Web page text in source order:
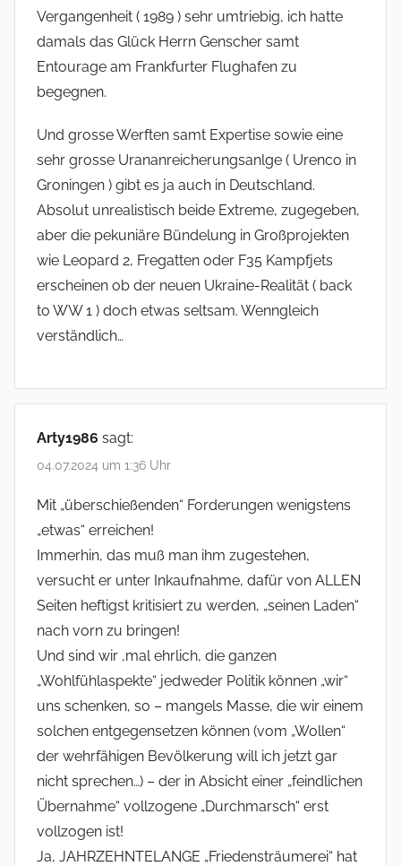
Vergangenheit ( 1989 ) sehr umtriebig, ich hatte
damals das Glück Herrn Genscher samt
Entourage am Frankfurter Flughafen zu
begegnen.
Und grosse Werften samt Expertise sowie eine
sehr grosse Urananreicherungsanlge ( Urenco in
Groningen ) gibt es ja auch in Deutschland.
Absolut unrealistisch beide Extreme, zugegeben,
aber die pekuniäre Bündelung in Großprojekten
wie Leopard 2, Fregatten oder F35 Kampfjets
erscheinen ob der neuen Ukraine-Realität ( back
to WW 1 ) doch etwas seltsam. Wenngleich
verständlich…
Arty1986 sagt:
04.07.2024 um 1:36 Uhr
Mit „überschießenden“ Forderungen wenigstens
„etwas“ erreichen!
Immerhin, das muß man ihm zugestehen,
versucht er unter Inkaufnahme, dafür von ALLEN
Seiten heftigst kritisiert zu werden, „seinen Laden“
nach vorn zu bringen!
Und sind wir ‚mal ehrlich, die ganzen
„Wohlfühlaspekte“ jedweder Politik können „wir“
uns schenken, so – mangels Masse, die wir einem
solchen entgegensetzen können (vom „Wollen“
der wehrfähigen Bevölkerung will ich jetzt gar
nicht sprechen…) – der in Absicht einer „feindlichen
Übernahme“ vollzogene „Durchmarsch“ erst
vollzogen ist!
Ja, JAHRZEHNTELANGE „Friedensträumerei“ hat